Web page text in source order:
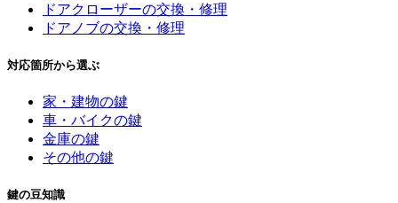
ドアクローザーの交換・修理
ドアノブの交換・修理
対応箇所から選ぶ
家・建物の鍵
車・バイクの鍵
金庫の鍵
その他の鍵
鍵の豆知識